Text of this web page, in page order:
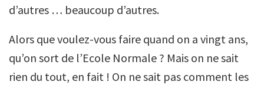
d’autres … beaucoup d’autres.
Alors que voulez-vous faire quand on a vingt ans,
qu’on sort de l’Ecole Normale ? Mais on ne sait
rien du tout, en fait ! On ne sait pas comment les